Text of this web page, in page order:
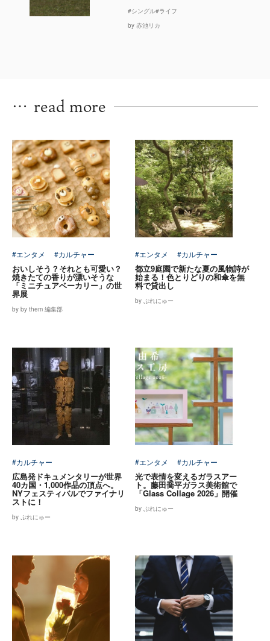
#シングル#ライフ
by 赤池リカ
… read more
#エンタメ #カルチャー
おいしそう？それとも可愛い？
焼きたての香りが漂いそうな
「ミニチュアベーカリー」の世
界展
by by them 編集部
#エンタメ #カルチャー
都立9庭園で新たな夏の風物詩が
始まる！色とりどりの和傘を無
料で貸出し
by ぷれにゅー
#カルチャー
広島発ドキュメンタリーが世界
40カ国・1,000作品の頂点へ。
NYフェスティバルでファイナリ
ストに！
by ぷれにゅー
#エンタメ #カルチャー
光で表情を変えるガラスアー
ト。藤田喬平ガラス美術館で
「Glass Collage 2026」開催
by ぷれにゅー